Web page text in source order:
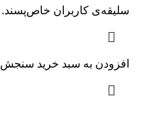
سلیقه‌ی کاربران خاص‌پسند.
افزودن به سبد خرید سنجش